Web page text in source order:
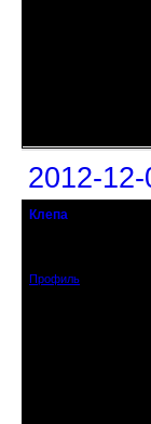
2012-
Клепа
Профиль